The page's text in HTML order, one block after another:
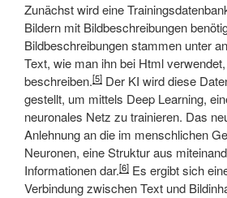
Zunächst wird eine
Bildern mit Bildbeschreibungen
Bildbeschreibungen stammen unter
Text, wie man ihn bei Html
beschreiben.[5] Der KI wird diese
gestellt, um mittels Deep Learning,
neuronales Netz zu trainieren. Das
Anlehnung an die im menschlichen
Neuronen, eine Struktur aus
Informationen dar.[6] Es ergibt sich
Verbindung zwischen Text und